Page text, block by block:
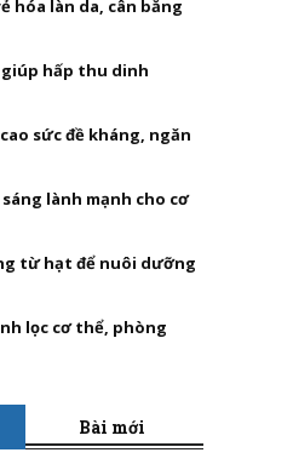
hóa làn da, cân bằng
hấp thu dinh
sức đề kháng, ngăn
lành mạnh cho cơ
từ hạt để nuôi dưỡng
lọc cơ thể, phòng
Bài mới